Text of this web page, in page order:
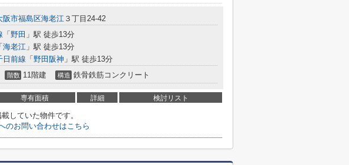
阪市福島区海老江 ３丁目24-42
「 野田 」駅 徒歩13分
「 海老江 」駅 徒歩13分
日前線 「 野田阪神 」駅 徒歩13分
階数 11階建 構造 鉄骨鉄筋コンクリート
専有面積 詳細 検討リスト
していた物件です。
のお問い合わせはこちら